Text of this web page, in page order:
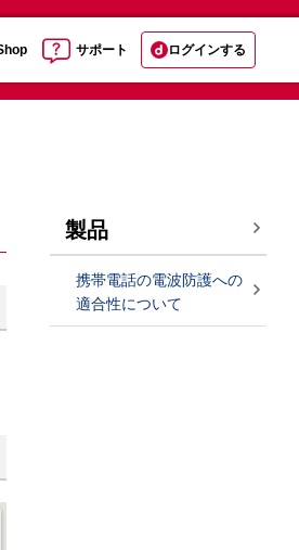
サポート ログインする
製品
携帯電話の電波防護への
適合性について